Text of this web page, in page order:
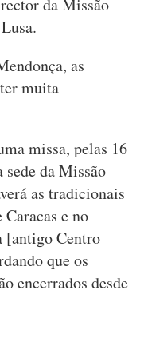
da Missão
as
muita
missa, pelas 16
da Missão
as tradicionais
e no
[antigo Centro
que os
encerrados desde